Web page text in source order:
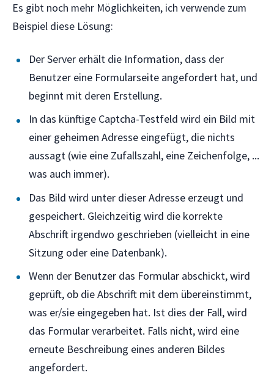
Es gibt noch mehr Möglichkeiten, ich verwende zum
Beispiel diese Lösung:
Der Server erhält die Information, dass der
Benutzer eine Formularseite angefordert hat, und
beginnt mit deren Erstellung.
In das künftige Captcha-Testfeld wird ein Bild mit
einer geheimen Adresse eingefügt, die nichts
aussagt (wie eine Zufallszahl, eine Zeichenfolge, ...
was auch immer).
Das Bild wird unter dieser Adresse erzeugt und
gespeichert. Gleichzeitig wird die korrekte
Abschrift irgendwo geschrieben (vielleicht in eine
Sitzung oder eine Datenbank).
Wenn der Benutzer das Formular abschickt, wird
geprüft, ob die Abschrift mit dem übereinstimmt,
was er/sie eingegeben hat. Ist dies der Fall, wird
das Formular verarbeitet. Falls nicht, wird eine
erneute Beschreibung eines anderen Bildes
angefordert.